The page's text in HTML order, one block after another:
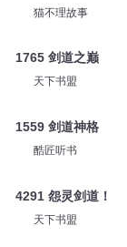
猫不理故事
1765 剑道之巅
天下书盟
1559 剑道神格
酷匠听书
4291 怨灵剑道！
天下书盟